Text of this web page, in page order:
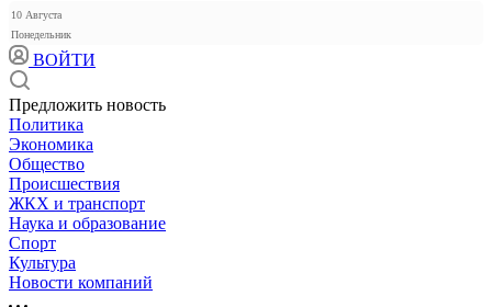
10 Августа
Понедельник
ВОЙТИ
Предложить новость
Политика
Экономика
Общество
Происшествия
ЖКХ и транспорт
Наука и образование
Спорт
Культура
Новости компаний